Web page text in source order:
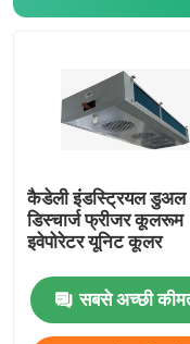
कंप्रेसर संघनक इकाई
पानी ठंडा कंडेनसर
फ्रीजर कक्ष संघनक
स्क्रॉल संघनक इकाई
कैडेली इंडस्ट्रियल डुअल
डिस्चार्ज फ्रीजर कूलरूम
इवेपोरेटर यूनिट कूलर
सबसे अच्छी